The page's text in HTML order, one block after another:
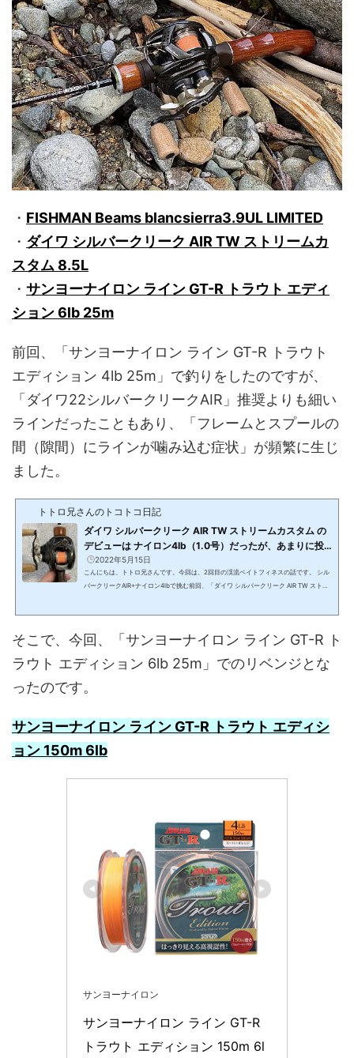
・ FISHMAN Beams blancsierra3.9UL LIMITED
・ ダイワ シルバークリーク AIR TW ストリームカ
スタム 8.5L
・ サンヨーナイロン ライン GT-R トラウト エディ
ション 6lb 25m
前回、「サンヨーナイロン ライン GT-R トラウト
エディション 4lb 25m」で釣りをしたのですが、
「ダイワ22シルバークリークAIR」推奨よりも細い
ラインだったこともあり、「フレームとスプールの
間（隙間）にラインが噛み込む症状」が頻繁に生じ
ました。
トトロ兄さんのトコトコ日記
ダイワ シルバークリーク AIR TW ストリームカスタム の
デビューは ナイロン4lb（1.0号）だったが、あまりに投
げやすくてビックリした話（渓流ベイトフィネス2回目）
2022年5月15日
こんにちは、トトロ兄さんです。今回は、2回目の渓流ベイトフィネスの話です。 シル
バークリークAIR+ナイロン4lbで挑む前回、「ダイワ シルバークリーク AIR TW ストリ
ワ シルバークリーク AIR TW ストリームカスタム 8.5L(function(b,c,f,g,a,d,e){b.Moshi
そこで、今回、「サンヨーナイロン ライン GT-R ト
ラウト エディション 6lb 25m」でのリベンジとな
ったのです。
サンヨーナイロン ライン GT-R トラウト エディシ
ョン 150m 6lb
サンヨーナイロン
サンヨーナイロン ライン GT-R
トラウト エディション 150m 6l